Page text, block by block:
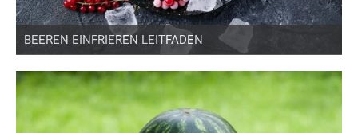
BEEREN EINFRIEREN LEITFADEN